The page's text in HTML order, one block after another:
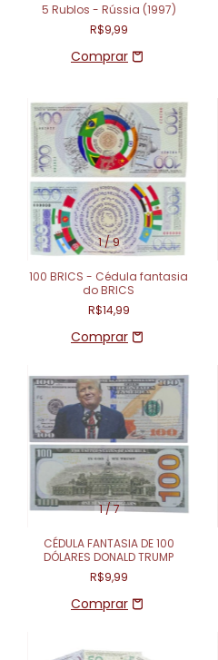
5 Rublos - Rússia (1997)
R$9,99
1/9
100 BRICS - Cédula fantasia
do BRICS
R$14,99
1/7
CÉDULA FANTASIA DE 100
DÓLARES DONALD TRUMP
R$9,99